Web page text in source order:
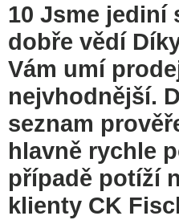
10 Jsme jediní
dobře vědí
Vám umí
nejvhodnější.
seznam
hlavně rychle
případě potíží
klienty CK